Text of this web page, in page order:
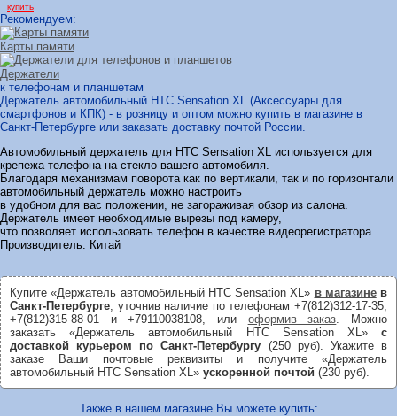
купить
Рекомендуем:
Карты памяти
Держатели
к телефонам и планшетам
Держатель автомобильный HTC Sensation XL (Аксессуары для
смартфонов и КПК) - в розницу и оптом можно купить в магазине в
Санкт-Петербурге или заказать доставку почтой России.
Автомобильный держатель для HTC Sensation XL используется для
крепежа телефона на стекло вашего автомобиля.
Благодаря механизмам поворота как по вертикали, так и по горизонтали
автомобильный держатель можно настроить
в удобном для вас положении, не загораживая обзор из салона.
Держатель имеет необходимые вырезы под камеру,
что позволяет использовать телефон в качестве видеорегистратора.
Производитель: Китай
Купите «Держатель автомобильный HTC Sensation XL» в магазинев
Санкт-Петербурге , уточнив наличие по телефонам +7(812)312-17-35,
+7(812)315-88-01 и +79110038108, или оформив заказ . Можно
заказать «Держатель автомобильный HTC Sensation XL» с
доставкой курьером по Санкт-Петербургу (250 руб). Укажите в
заказе Ваши почтовые реквизиты и получите «Держатель
автомобильный HTC Sensation XL» ускоренной почтой (230 руб).
Также в нашем магазине Вы можете купить: